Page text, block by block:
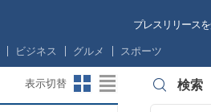
プレスリリース
ビジネス グルメ スポーツ
表示切替 検索